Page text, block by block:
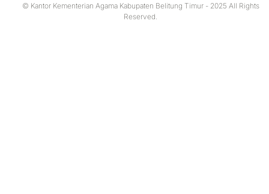
© Kantor Kementerian Agama Kabupaten Belitung Timur - 2025 All Rights
Reserved.